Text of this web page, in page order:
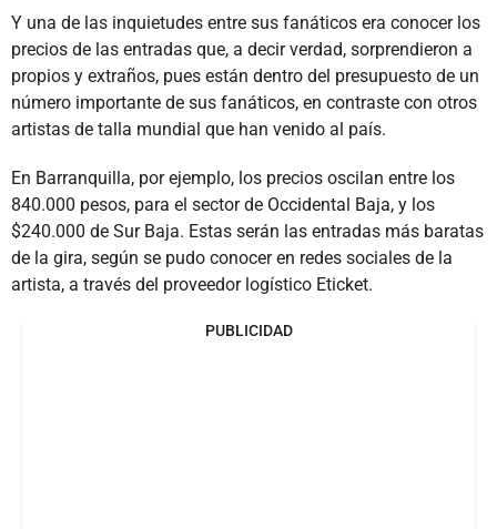
Y una de las inquietudes entre sus fanáticos era conocer los
precios de las entradas que, a decir verdad, sorprendieron a
propios y extraños, pues están dentro del presupuesto de un
número importante de sus fanáticos, en contraste con otros
artistas de talla mundial que han venido al país.
En Barranquilla, por ejemplo, los precios oscilan entre los
840.000 pesos, para el sector de Occidental Baja, y los
$240.000 de Sur Baja. Estas serán las entradas más baratas
de la gira, según se pudo conocer en redes sociales de la
artista, a través del proveedor logístico Eticket.
PUBLICIDAD